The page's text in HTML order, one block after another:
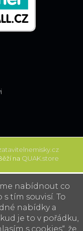
nabídnout co
s tím souvisí. To
nabídky a
je to v pořádku,
s cookies“, že
na QUAK.store